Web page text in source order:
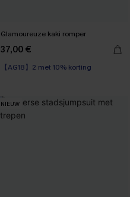
Glamoureuze kaki romper
37,00 €
【AG18】2 met 10% korting
NIEUW